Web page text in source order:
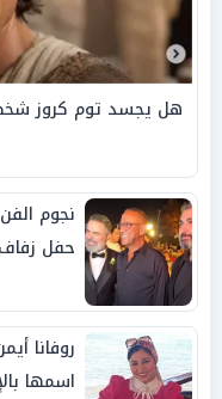
هل يجسد توم كروز
نجوم
حفل زفاف
روفانا
اسمها